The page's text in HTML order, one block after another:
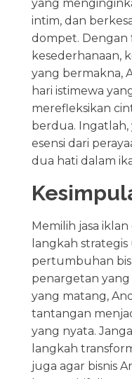
yang
intim, dan
dompet. Dengan
kesederhanaan,
yang bermakna,
hari istimewa
merefleksikan
berdua.
esensi dari
dua hati dalam
Memilih jasa
langkah
pertumbuhan
penargetan
yang matang,
tantangan
yang nyata.
langkah
juga agar bisnis